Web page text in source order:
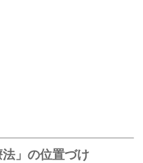
」の位置づけ